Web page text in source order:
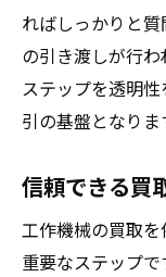
ればしっかりと
の引き渡しが行
ステップを透明
引の基盤となりま
信頼できる買
工作機械の買取
重要なステップ